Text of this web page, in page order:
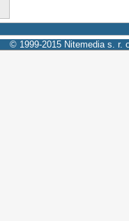
© 1999-2015 Nitemedia s. r.